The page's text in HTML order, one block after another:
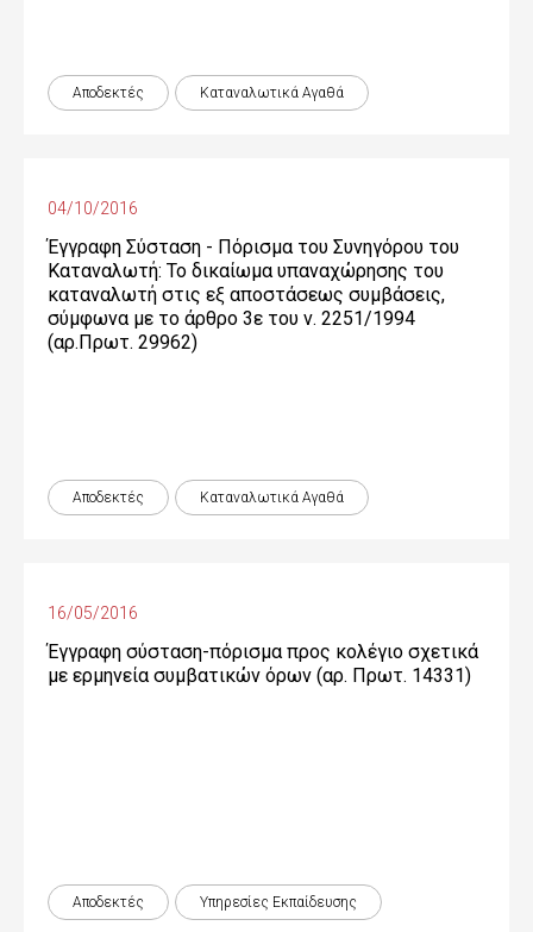
Αποδεκτές Καταναλωτικά Αγαθά
04/10/2016
Έγγραφη Σύσταση - Πόρισμα του Συνηγόρου του
Καταναλωτή: Το δικαίωμα υπαναχώρησης του
καταναλωτή στις εξ αποστάσεως συμβάσεις,
σύμφωνα με το άρθρο 3ε του ν. 2251/1994
(αρ.Πρωτ. 29962)
Αποδεκτές Καταναλωτικά Αγαθά
16/05/2016
Έγγραφη σύσταση-πόρισμα προς κολέγιο σχετικά
με ερμηνεία συμβατικών όρων (αρ. Πρωτ. 14331)
Αποδεκτές Υπηρεσίες Εκπαίδευσης